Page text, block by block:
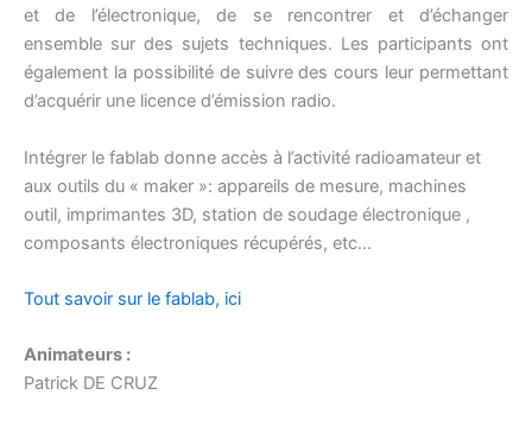
et de l’électronique, de se rencontrer et d’échanger
ensemble sur des sujets techniques. Les participants ont
également la possibilité de suivre des cours leur permettant
d’acquérir une licence d’émission radio.
Intégrer le fablab donne accès à l’activité radioamateur et
aux outils du « maker »: appareils de mesure, machines
outil, imprimantes 3D, station de soudage électronique ,
composants électroniques récupérés, etc…
Tout savoir sur le fablab, ici
Animateurs :
Patrick DE CRUZ